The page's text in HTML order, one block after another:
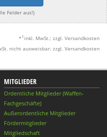
Felder aus!)
* 1 inkl. MwSt.; zzgl. Versandkosten
nicht ausweisbar; zzgl. Versandkosten
MITGLIEDER
Ordentliche Mitglieder (Waffen-
Fachgeschäfte)
Außerordentliche Mitglieder
Fördermitglieder
Mitgliedschaft